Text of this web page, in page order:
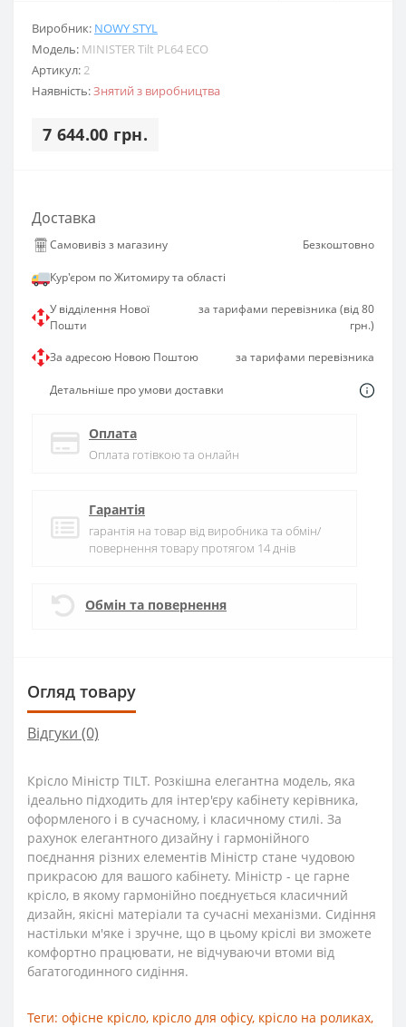
Виробник: NOWY STYL
Модель: MINISTER Tilt PL64 ECO
Артикул:2
Наявність:Знятий з виробництва
7 644.00 грн.
Доставка
Самовивіз з магазину Безкоштовно
Кур'єром по Житомиру та області
У відділення Нової
Пошти
за тарифами перевізника (від 80
грн.)
За адресою Новою Поштою за тарифами перевізника
Детальніше про умови доставки
Оплата
Оплата готівкою та онлайн
Гарантія
гарантія на товар від виробника та обмін/
повернення товару протягом 14 днів
Обмін та повернення
Огляд товару
Відгуки (0)
Крісло Міністр TILT. Розкішна елегантна модель, яка
ідеально підходить для інтер'єру кабінету керівника,
оформленого і в сучасному, і класичному стилі. За
рахунок елегантного дизайну і гармонійного
поєднання різних елементів Міністр стане чудовою
прикрасою для вашого кабінету. Міністр - це гарне
крісло, в якому гармонійно поєднується класичний
дизайн, якісні матеріали та сучасні механізми. Сидіння
настільки м'яке і зручне, що в цьому кріслі ви зможете
комфортно працювати, не відчуваючи втоми від
багатогодинного сидіння.
Теги: офісне крісло, крісло для офісу, крісло на роликах,